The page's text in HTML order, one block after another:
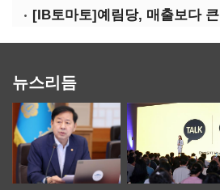
뉴스리듬